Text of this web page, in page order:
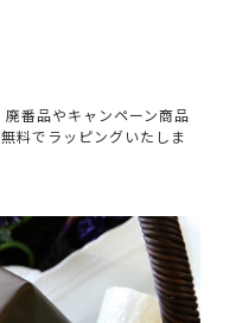
番品やキャンペーン商品
料でラッピングいたしま